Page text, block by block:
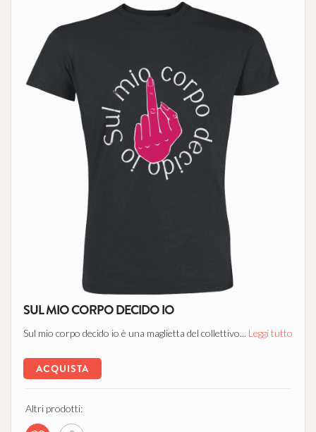
SUL MIO CORPO DECIDO IO
Sul mio corpo decido io è una maglietta del collettivo... Leggi tutto
ACQUISTA
Altri prodotti: